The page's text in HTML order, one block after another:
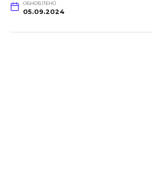
ОБНОВЛЕНО
05.09.2024